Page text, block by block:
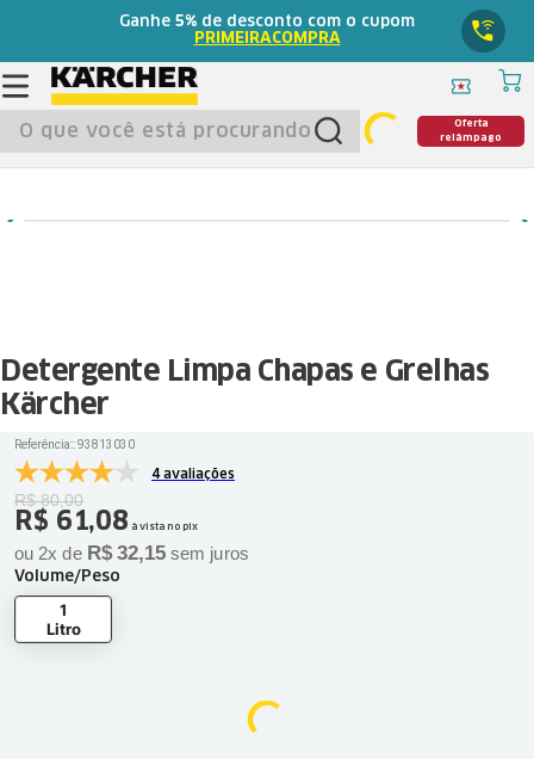
Ganhe 5% de desconto com o cupom
PRIMEIRACOMPRA
O que você está procurando?
Oferta
relâmpago
Detergente Limpa Chapas e Grelhas
Kärcher
Referência::93813030
4 avaliações
R$ 80,00
R$ 61,08 à vista no pix
ou 2x de R$ 32,15 sem juros
Volume/Peso
1
Litro